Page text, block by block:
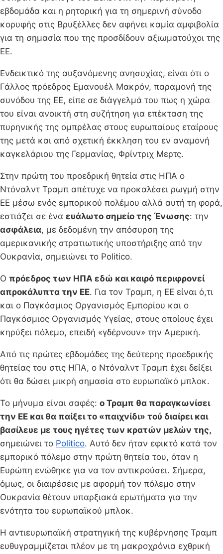
εβδομάδα και η ρητορική για τη σημερινή σύνοδο
κορυφής στις Βρυξέλλες δεν αφήνει καμία αμφιβολία
για τη σημασία που της προσδίδουν αξιωματούχοι της
ΕΕ.
Ενδεικτικό της αυξανόμενης ανησυχίας, είναι ότι ο
Γάλλος πρόεδρος Εμανουέλ Μακρόν, παραμονή της
συνόδου της ΕΕ, είπε σε διάγγελμά του πως η χώρα
του είναι ανοικτή στη συζήτηση για επέκταση της
πυρηνικής της ομπρέλας στους ευρωπαίους εταίρους
της μετά και από σχετική έκκληση του εν αναμονή
καγκελάριου της Γερμανίας, Φρίντριχ Μερτς.
Στην πρώτη του προεδρική θητεία στις ΗΠΑ ο
Ντόναλντ Τραμπ απέτυχε να προκαλέσει ρωγμή στην
ΕΕ μέσω ενός εμπορικού πολέμου αλλά αυτή τη φορά,
εστιάζει σε ένα ευάλωτο σημείο της Ένωσης: την
ασφάλεια, με δεδομένη την απόσυρση της
αμερικανικής στρατιωτικής υποστήριξης από την
Ουκρανία, σημειώνει το Politico.
Ο πρόεδρος των ΗΠΑ εδώ και καιρό περιφρονεί
απροκάλυπτα την ΕΕ. Για τον Τραμπ, η ΕΕ είναι ό,τι
και ο Παγκόσμιος Οργανισμός Εμπορίου και ο
Παγκόσμιος Οργανισμός Υγείας, στους οποίους έχει
κηρύξει πόλεμο, επειδή «γδέρνουν» την Αμερική.
Από τις πρώτες εβδομάδες της δεύτερης προεδρικής
θητείας του στις ΗΠΑ, ο Ντόναλντ Τραμπ έχει δείξει
ότι θα δώσει μικρή σημασία στο ευρωπαϊκό μπλοκ.
Το μήνυμα είναι σαφές: ο Τραμπ θα παραγκωνίσει
την ΕΕ και θα παίξει το «παιχνίδι» τού διαίρει και
βασίλευε με τους ηγέτες των κρατών μελών της,
σημειώνει το Politico. Αυτό δεν ήταν εφικτό κατά τον
εμπορικό πόλεμο στην πρώτη θητεία του, όταν η
Ευρώπη ενώθηκε για να τον αντικρούσει. Σήμερα,
όμως, οι διαιρέσεις με αφορμή τον πόλεμο στην
Ουκρανία θέτουν υπαρξιακά ερωτήματα για την
ενότητα του ευρωπαϊκού μπλοκ.
Η αντιευρωπαϊκή στρατηγική της κυβέρνησης Τραμπ
ευθυγραμμίζεται πλέον με τη μακροχρόνια εχθρική